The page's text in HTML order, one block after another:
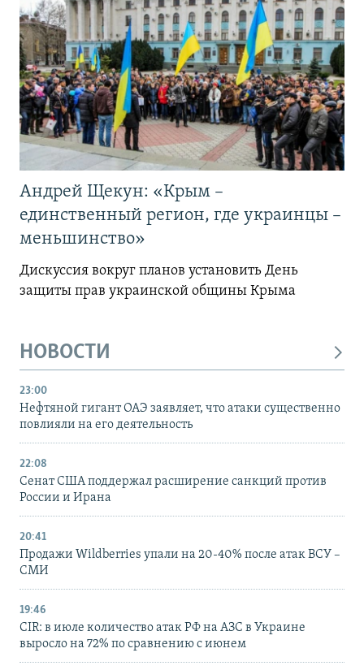
Андрей Щекун: «Крым –
единственный регион, где украинцы –
меньшинство»
Дискуссия вокруг планов установить День
защиты прав украинской общины Крыма
НОВОСТИ
23:00
Нефтяной гигант ОАЭ заявляет, что атаки существенно
повлияли на его деятельность
22:08
Сенат США поддержал расширение санкций против
России и Ирана
20:41
Продажи Wildberries упали на 20-40% после атак ВСУ –
СМИ
19:46
CIR: в июле количество атак РФ на АЗС в Украине
выросло на 72% по сравнению с июнем